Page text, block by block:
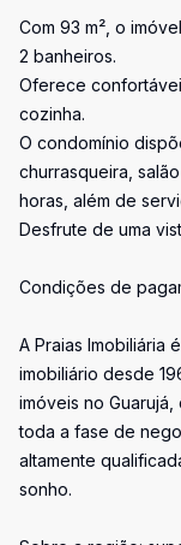
Com 93 m², o
2 banheiros.
Oferece
cozinha.
O condomínio
churrasqueira,
horas, além de
Desfrute de uma
Condições de
A Praias Imobiliária
imobiliário desde
imóveis no
toda a fase de
altamente
sonho.